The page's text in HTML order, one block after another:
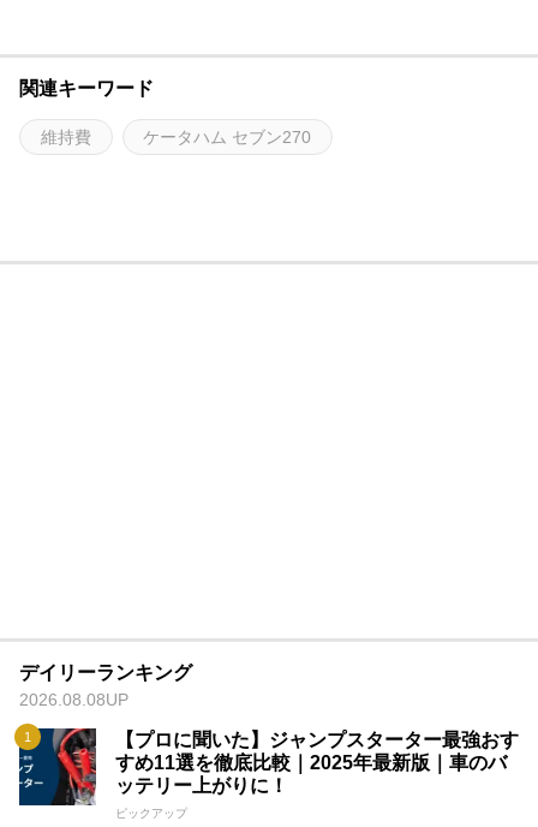
関連キーワード
維持費 ケータハム セブン270
デイリーランキング
2026.08.08UP
【プロに聞いた】ジャンプスターター最強おす
すめ11選を徹底比較｜2025年最新版｜車のバ
ッテリー上がりに！
ピックアップ